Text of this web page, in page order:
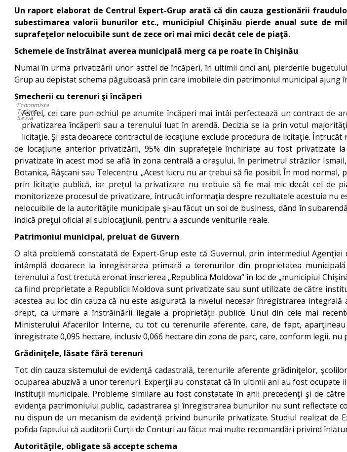
Un raport elaborat de Centrul Expert-Grup arată că din cauza gestionării
subestimarea valorii bunurilor etc., municipiul Chişinău pierde anual sute de
suprafeţelor nelocuibile sunt de zece ori mai mici decât cele de piaţă.
Schemele de înstrăinat averea municipală merg ca pe roate în Chişinău
Numai în urma privatizării unor astfel de încăperi, în ultimii cinci ani, pierderile
Grup au depistat schema păguboasă prin care imobilele din patrimoniul municipal ajung
Şmecherii cu terenuri şi încăperi
Economista
Tatiana
Savva
Astfel, cei care pun ochiul pe anumite încăperi mai întâi perfectează un contract de
privatizarea încăperii sau a terenului luat în arendă. Decizia se ia prin votul
licitaţie. Şi asta deoarece contractul de locaţiune exclude procedura de licitaţie.
de locaţiune anterior privatizării, 95% din suprafeţele închiriate au fost privatizate
privatizate în acest mod se află în zona centrală a oraşului, în perimetrul străzilor
Botanica, Râşcani sau Telecentru. „Acest lucru nu ar trebui să fie posibil. În mod
prin licitaţie publică, iar preţul la privatizare nu trebuie să fie mai mic decât cel de
monitorizeze procesul de privatizare, întrucât informaţia despre rezultatele acestuia nu
nelocuibile de la autorităţile municipale şi-au făcut un soi de business, dând în
indică preţul oficial al sublocaţiunii, pentru a ascunde veniturile reale.
Patrimoniul municipal, preluat de Guvern
O altă problemă constatată de Expert-Grup este că Guvernul, prin intermediul
întâmplă deoarece la înregistrarea primară a terenurilor din proprietatea
terenului a fost trecută eronat înscrierea „Republica Moldova“ în loc de „municipiul
ca fiind proprietate a Republicii Moldova sunt privatizate sau sunt utilizate de către
acestea au loc din cauza că nu este asigurată la nivelul necesar înregistrarea
drept, ca urmare a înstrăinării ilegale a proprietăţii publice. Unul din cele mai
Ministerului Afacerilor Interne, cu tot cu terenurile aferente, care, de fapt,
înregistrate 0,095 hectare, inclusiv 0,066 hectare din zona de parc, care, conform legii,
Grădiniţele, lăsate fără terenuri
Tot din cauza sistemului de evidenţă cadastrală, terenurile aferente grădiniţelor,
ocuparea abuzivă a unor terenuri. Experţii au constatat că în ultimii ani au fost
instituţii municipale. Probleme similare au fost constatate în anii precedenţi şi de
evidenţa patrimoniului public, cadastrarea şi înregistrarea bunurilor nu sunt reflectate
nu dispun de un mecanism de evidenţă privind bunurile privatizate. Studiul realizat de
pofida faptului că auditorii Curţii de Conturi au făcut mai multe recomandări privind
Autorităţile, obligate să accepte schema